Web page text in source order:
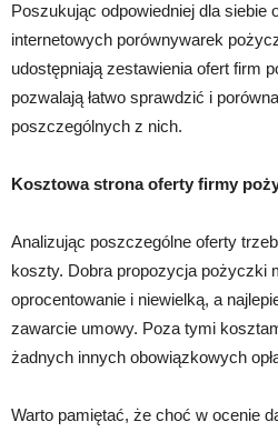
Poszukując odpowiedniej dla siebie
internetowych porównywarek
udostępniają zestawienia ofert firm
pozwalają łatwo sprawdzić i
poszczególnych z nich.
Kosztowa strona oferty firmy
Analizując poszczególne oferty
koszty. Dobra propozycja pożyczki
oprocentowanie i niewielką, a
zawarcie umowy. Poza tymi
żadnych innych obowiązkowych
Warto pamiętać, że choć w ocenie